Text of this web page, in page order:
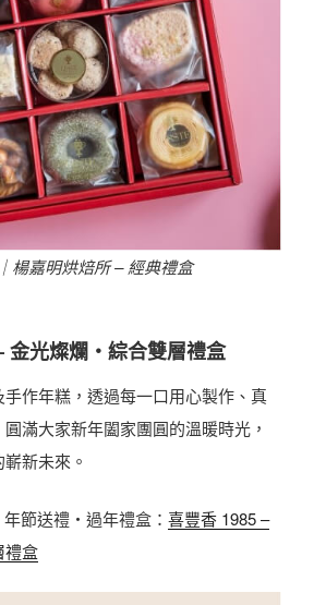
楊嘉明烘焙所 – 經典禮盒
金光燦爛・綜合雙層禮盒
作年糕，透過每一口用心製作、真
滿大家新年闔家團圓的溫暖時光，
新未來。
節送禮・過年禮盒： 喜豐香 1985 –
禮盒